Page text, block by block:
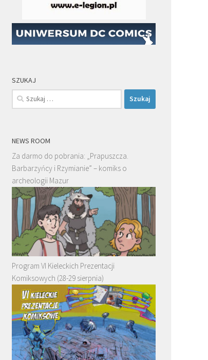
SZUKAJ
Szukaj:
NEWS ROOM
Za darmo do pobrania: „Prapuszcza.
Barbarzyńcy i Rzymianie” – komiks o
archeologii Mazur
Program VI Kieleckich Prezentacji
Komiksowych (28-29 sierpnia)